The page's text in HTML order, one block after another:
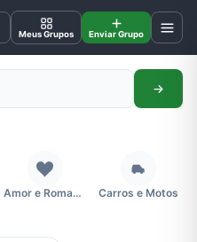
Meus Grupos Enviar Grupo
Amor e Romance Carros e Motos